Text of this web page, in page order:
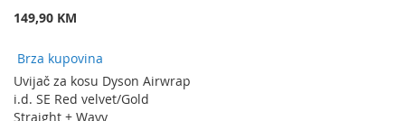
149,90 KM
Brza kupovina
Uvijač za kosu Dyson Airwrap
i.d. SE Red velvet/Gold
Straight + Wavy